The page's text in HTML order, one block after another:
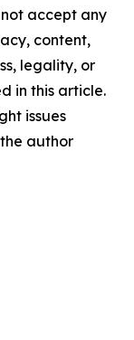
accept any
content,
legality, or
in this article.
issues
author